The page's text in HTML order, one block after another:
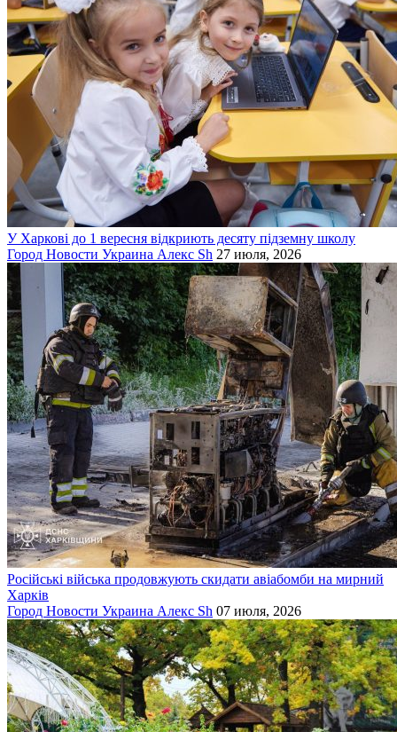
У Харкові до 1 вересня відкриють десяту підземну школу
Город Новости Украина Алекс Sh 27 июля, 2026
Російські війська продовжують скидати авіабомби на мирний
Харків
Город Новости Украина Алекс Sh 07 июля, 2026